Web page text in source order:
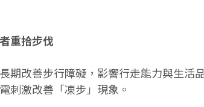
重拾步伐
期改善步行障礙，影響行走能力與生活
刺激改善「凍步」現象。